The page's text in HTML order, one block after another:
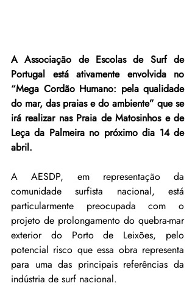
A Associação de Escolas de Surf de
Portugal está ativamente envolvida no
“Mega Cordão Humano: pela qualidade
do mar, das praias e do ambiente” que se
irá realizar nas Praia de Matosinhos e de
Leça da Palmeira no próximo dia 14 de
abril.
A AESDP, em representação da
comunidade surfista nacional, está
particularmente preocupada com o
projeto de prolongamento do quebra-mar
exterior do Porto de Leixões, pelo
potencial risco que essa obra representa
para uma das principais referências da
indústria de surf nacional.